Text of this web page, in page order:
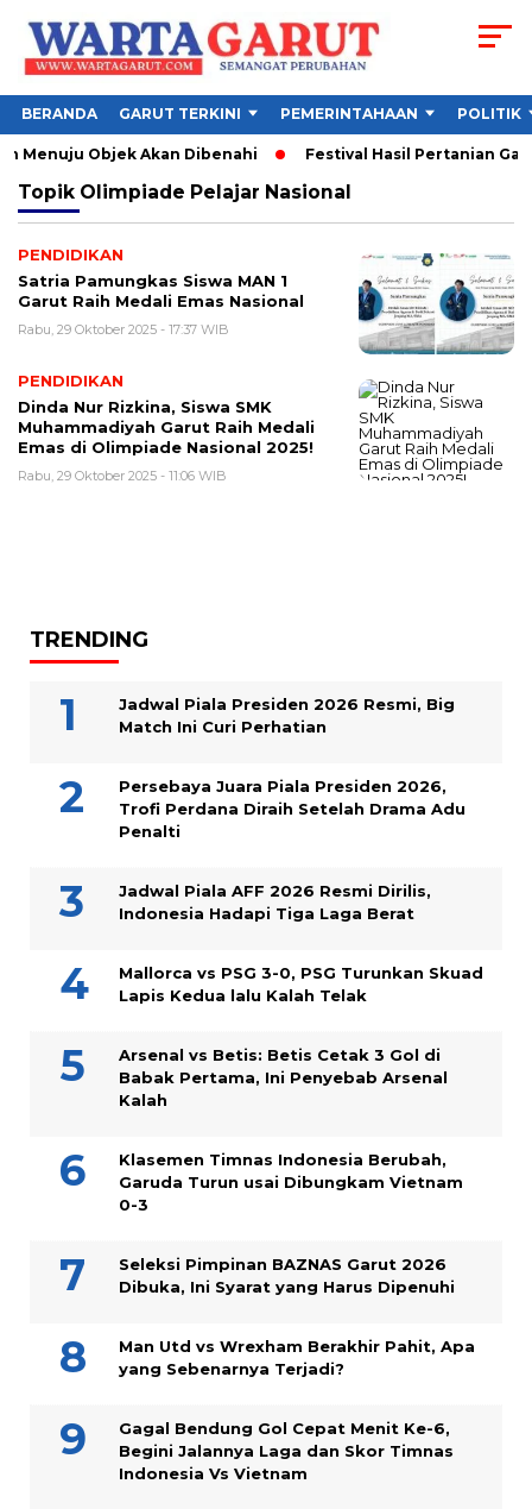
BERANDA GARUT TERKINI PEMERINTAHAAN POLITIK
Menuju Objek Akan Dibenahi Festival Hasil Pertanian
Topik Olimpiade Pelajar Nasional
PENDIDIKAN
Satria Pamungkas Siswa MAN 1
Garut Raih Medali Emas Nasional
Rabu, 29 Oktober 2025 - 17:37 WIB
PENDIDIKAN
Dinda Nur Rizkina, Siswa SMK
Muhammadiyah Garut Raih Medali
Emas di Olimpiade Nasional 2025!
Rabu, 29 Oktober 2025 - 11:06 WIB
TRENDING
Jadwal Piala Presiden 2026 Resmi, Big
Match Ini Curi Perhatian
Persebaya Juara Piala Presiden 2026,
Trofi Perdana Diraih Setelah Drama Adu
Penalti
Jadwal Piala AFF 2026 Resmi Dirilis,
Indonesia Hadapi Tiga Laga Berat
Mallorca vs PSG 3-0, PSG Turunkan Skuad
Lapis Kedua lalu Kalah Telak
Arsenal vs Betis: Betis Cetak 3 Gol di
Babak Pertama, Ini Penyebab Arsenal
Kalah
Klasemen Timnas Indonesia Berubah,
Garuda Turun usai Dibungkam Vietnam
0-3
Seleksi Pimpinan BAZNAS Garut 2026
Dibuka, Ini Syarat yang Harus Dipenuhi
Man Utd vs Wrexham Berakhir Pahit, Apa
yang Sebenarnya Terjadi?
Gagal Bendung Gol Cepat Menit Ke-6,
Begini Jalannya Laga dan Skor Timnas
Indonesia Vs Vietnam